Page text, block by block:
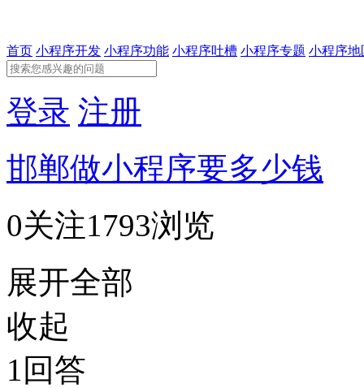
首页 小程序开发 小程序功能 小程序吐槽 小程序专题 小程序地
登录 注册
邯郸做小程序要多少钱
0关注1793浏览
展开全部
收起
1回答